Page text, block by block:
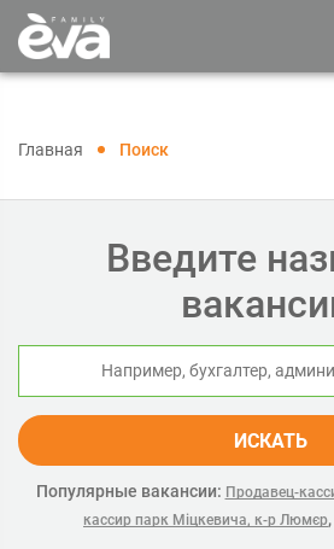
Главная Поиск
Введите
ИСКАТЬ
Популярные вакансии: Продавец-
кассир парк Міцкевича, к-р Люмєр,